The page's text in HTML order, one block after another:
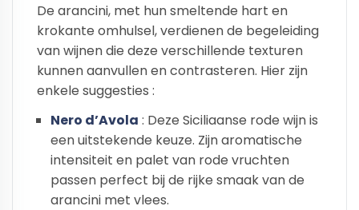
De arancini, met hun smeltende hart en
krokante omhulsel, verdienen de begeleiding
van wijnen die deze verschillende texturen
kunnen aanvullen en contrasteren. Hier zijn
enkele suggesties :
Nero d’Avola : Deze Siciliaanse rode wijn is
een uitstekende keuze. Zijn aromatische
intensiteit en palet van rode vruchten
passen perfect bij de rijke smaak van de
arancini met vlees.